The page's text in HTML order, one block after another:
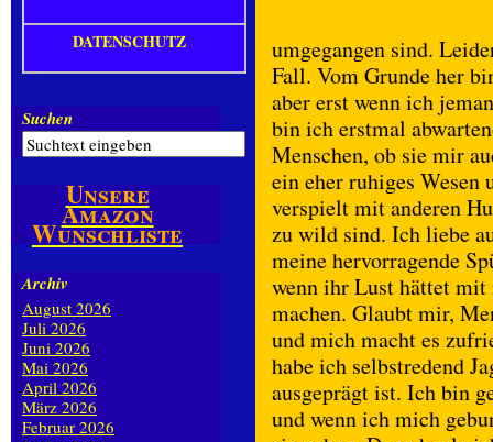
umgegangen sind.
Fall. Vom Grunde her
aber erst wenn ich
bin ich erstmal
Menschen, ob sie mir
ein eher ruhiges
verspielt mit anderen
zu wild sind. Ich liebe
meine hervorragende
wenn ihr Lust hättet
machen. Glaubt mir,
und mich macht es
habe ich selbstredend
ausgeprägt ist. Ich bin
und wenn ich mich
DATENSCHUTZ
Suchen
Unsere
Amazon
Wunschliste
Archiv
August 2026
Juli 2026
Juni 2026
Mai 2026
April 2026
März 2026
Februar 2026